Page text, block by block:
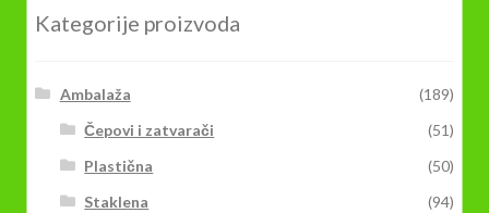
Kategorije proizvoda
Ambalaža
(189)
Čepovi i zatvarači
(51)
Plastična
(50)
Staklena
(94)